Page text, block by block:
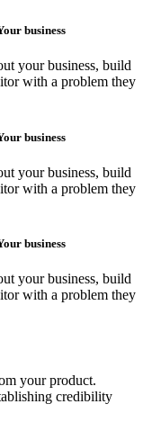
business
your business, build
with a problem they
business
your business, build
with a problem they
business
your business, build
with a problem they
your product.
credibility